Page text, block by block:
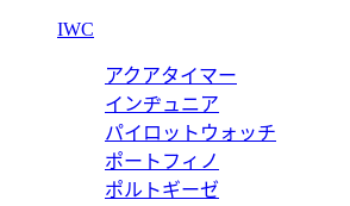
IWC
アクアタイマー
インヂュニア
パイロットウォッチ
ポートフィノ
ポルトギーゼ